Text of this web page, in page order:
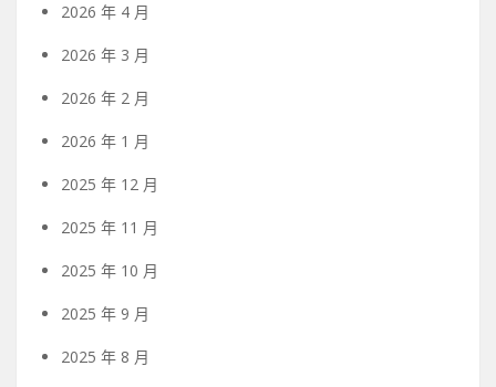
2026 年 4 月
2026 年 3 月
2026 年 2 月
2026 年 1 月
2025 年 12 月
2025 年 11 月
2025 年 10 月
2025 年 9 月
2025 年 8 月